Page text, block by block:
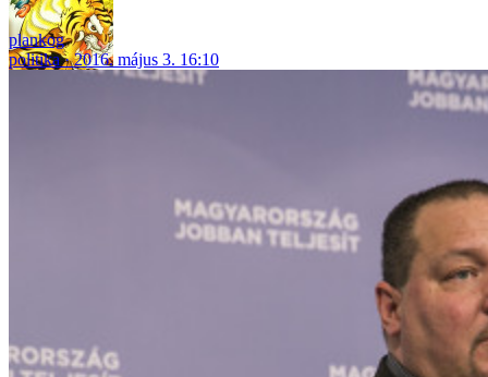
plankog
politika
2016. május 3. 16:10